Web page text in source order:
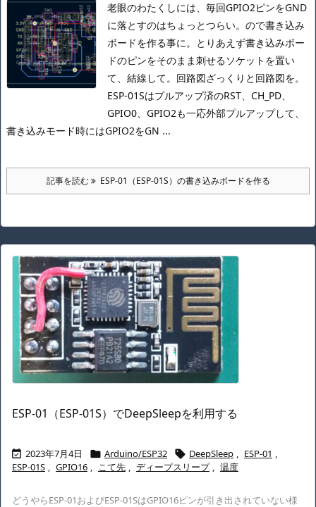
老眼のわたくしには、毎回GPIO2ピンをGND
に落とすのはちょっとつらい。 ので書き込み
ボードを作る事に。 とりあえず書き込みボー
ドのピンをそのまま刺せるソケットを置い
て、結線して。 回路図ざっくりと回路図を。
ESP-01Sはプルアップ済のRST、CH_PD、
GPIO0、GPIO2も一応外部プルアップして、
書き込みモード時にはGPIO2をGN ...
記事を読む ESP-01（ESP-01S）の書き込みボードを作る
ESP-01（ESP-01S）でDeepSleepを利用する
 2023年7月4日  Arduino/ESP32  DeepSleep , ESP-01 ,
ESP-01S , GPIO16 , こて先 , ディープスリープ , 温度
どうやらESP-01およびESP-01SはGPIO16ピンが引き出されていない様